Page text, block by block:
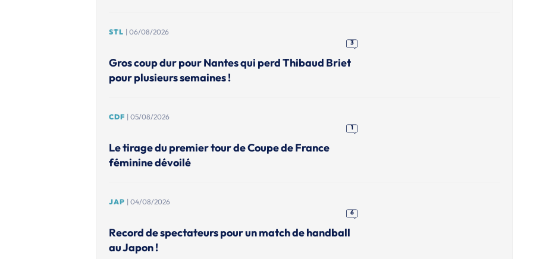
STL | 06/08/2026
3
Gros coup dur pour Nantes qui perd Thibaud Briet
pour plusieurs semaines !
CDF | 05/08/2026
1
Le tirage du premier tour de Coupe de France
féminine dévoilé
JAP | 04/08/2026
6
Record de spectateurs pour un match de handball
au Japon !